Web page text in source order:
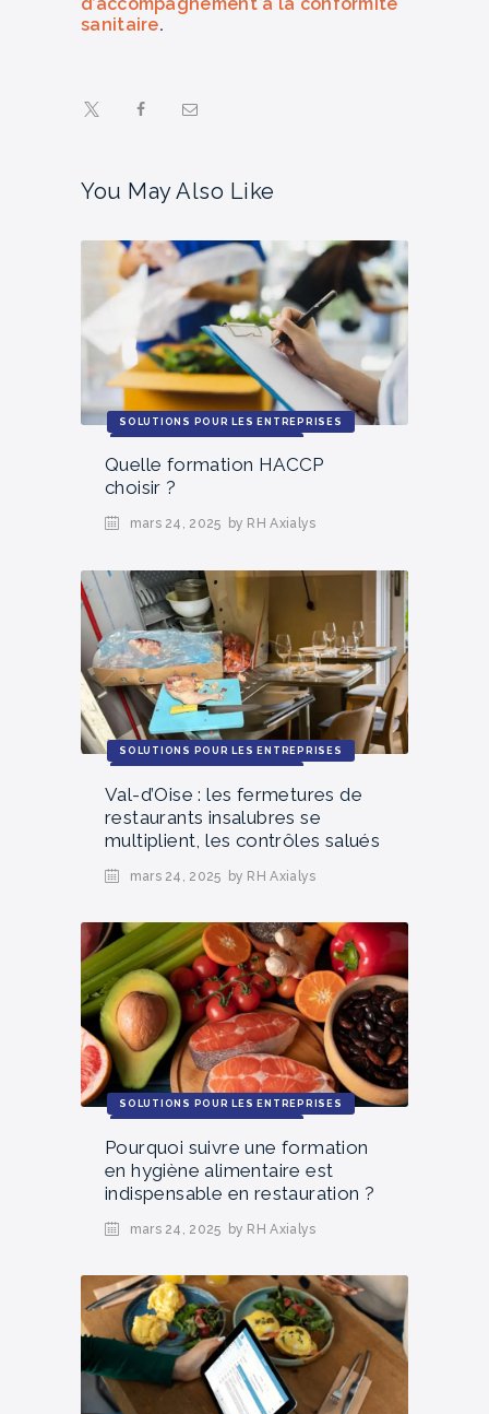
sanitaire.
You May Also Like
SOLUTIONS POUR LES ENTREPRISES
Quelle formation HACCP
choisir ?
mars 24, 2025 by RH Axialys
SOLUTIONS POUR LES ENTREPRISES
Val-d’Oise : les fermetures de
restaurants insalubres se
multiplient, les contrôles salués
mars 24, 2025 by RH Axialys
SOLUTIONS POUR LES ENTREPRISES
Pourquoi suivre une formation
en hygiène alimentaire est
indispensable en restauration ?
mars 24, 2025 by RH Axialys